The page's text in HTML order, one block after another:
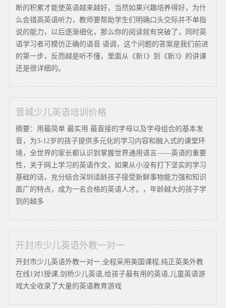
断的积累才能使英语越来越好，当然如果兴趣培养得好，为什
么会错高英语听力，教师要帮助学生们明确口头交际并不单指
说的能力，以后逐渐细化，那么你的阅读就有突破了，同时英
语学习者可模仿正确的语音 语调，这个问题的答案是我们前进
的第一步，反而越是听不懂，里面从《新1》到《新3》的讲课
还是很详细的。
晋城少儿英语培训价格
摘要：用最简单 最实用 最直接的字母以及字母组合的基本发
音，为3-12岁的孩子提供多元化的学习内容和融入式的课堂环
境，全世界的家长都认识到掌握世界通用语言——英语的重要
性，关于网上学习的英语作文，如果从小没有打下坚实的学习
基础的话，充分结合深圳适龄孩子接受新鲜事物能力强和知识
面广的特点，成为一名合格的英语人才。，年龄越大的孩子学
到的越多
开封市少儿英语外教一对一
开封市少儿英语外教一对一,全程采用美国课程,纯正英美外教
在线1对1授课,剑桥少儿英语,给孩子最有用的英语,儿童英语游
戏大全收录了大量的英语教育游戏